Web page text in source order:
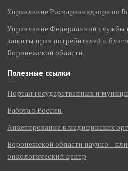
Управление Росздравнадзора по
Управление Федеральной службы
защиты прав потребителей и
Воронежской области
Полезные ссылки
Портал государственных и
Работа в России
Анкетирование в медицинских
Воронежской области научно –
онкологический центр